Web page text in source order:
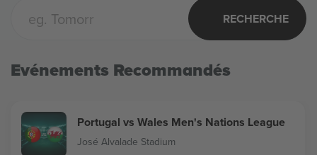
RECHERCHE
Evénements Recommandés
Portugal vs Wales Men's Nations League
José Alvalade Stadium